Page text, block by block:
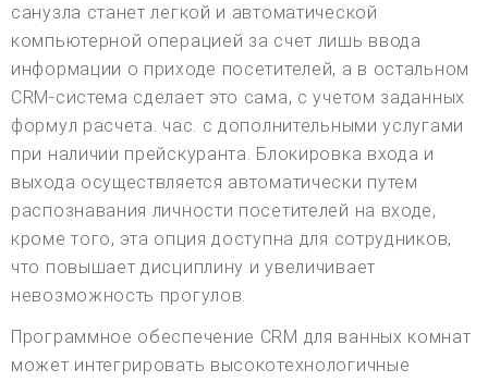
санузла станет легкой и автоматической
компьютерной операцией за счет лишь ввода
информации о приходе посетителей, а в остальном
CRM-система сделает это сама, с учетом заданных
формул расчета. час. с дополнительными услугами
при наличии прейскуранта. Блокировка входа и
выхода осуществляется автоматически путем
распознавания личности посетителей на входе,
кроме того, эта опция доступна для сотрудников,
что повышает дисциплину и увеличивает
невозможность прогулов.
Программное обеспечение CRM для ванных комнат
может интегрировать высокотехнологичные